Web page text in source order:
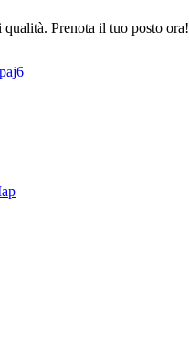
Prenota il tuo posto ora!